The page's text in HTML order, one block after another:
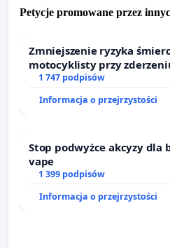
Petycje promowane przez
Zmniejszenie ryzyka
motocyklisty przy
energochłonną
1 747 podpisów
Informacja o przejrzystości
Stop podwyżce akcyzy dla
vape
1 399 podpisów
Informacja o przejrzystości